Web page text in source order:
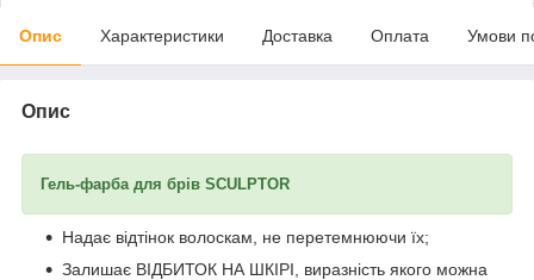
Опис Характеристики Доставка Оплата Умови
Опис
Гель-фарба для брів SCULPTOR
Надає відтінок волоскам, не перетемнюючи їх;
Залишає ВІДБИТОК НА ШКІРІ, виразність якого можна